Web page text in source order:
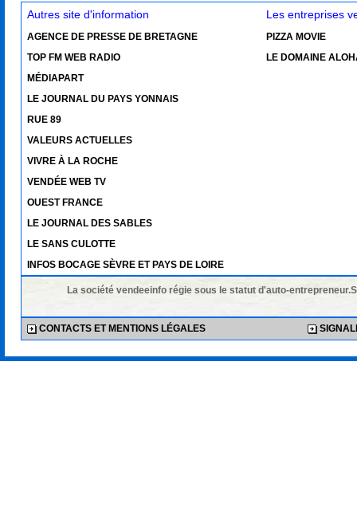
Autres site d'information
AGENCE DE PRESSE DE BRETAGNE
TOP FM WEB RADIO
MÉDIAPART
LE JOURNAL DU PAYS YONNAIS
RUE 89
VALEURS ACTUELLES
VIVRE À LA ROCHE
VENDÉE WEB TV
OUEST FRANCE
LE JOURNAL DES SABLES
LE SANS CULOTTE
INFOS BOCAGE SÈVRE ET PAYS DE LOIRE
Les entreprises
PIZZA MOVIE
LE DOMAINE
La société vendeeinfo régie sous le statut d'auto-
CONTACTS ET MENTIONS LÉGALES